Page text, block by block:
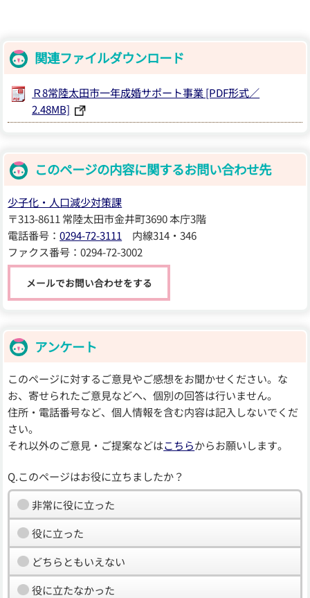
関連ファイルダウンロード
Ｒ8常陸太田市一年成婚サポート事業 [PDF形式／
2.48MB]
このページの内容に関するお問い合わせ先
少子化・人口減少対策課
〒313-8611 常陸太田市金井町3690 本庁3階
電話番号：0294-72-3111 内線314・346
ファクス番号：0294-72-3002
メールでお問い合わせをする
アンケート
このページに対するご意見やご感想をお聞かせください。な
お、寄せられたご意見などへ、個別の回答は行いません。
住所・電話番号など、個人情報を含む内容は記入しないでくだ
さい。
それ以外のご意見・ご提案などはこちらからお願いします。
Q.このページはお役に立ちましたか？
非常に役に立った
役に立った
どちらともいえない
役に立たなかった